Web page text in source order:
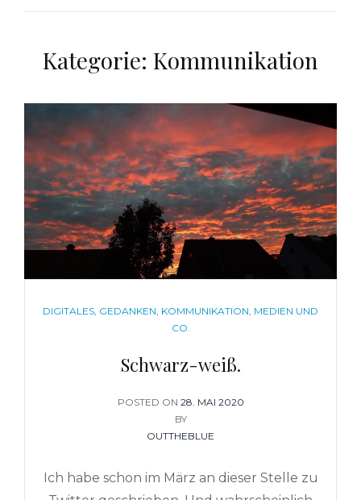
Kategorie: Kommunikation
CATEGORIES
DIGITALES, GEDANKEN, KOMMUNIKATION, MEDIEN UND
CO.
Schwarz-weiß.
POSTED ON POSTED
ON
28. MAI 2020
BY
OUTTHEBLUE
Ich habe schon im März an dieser Stelle zu